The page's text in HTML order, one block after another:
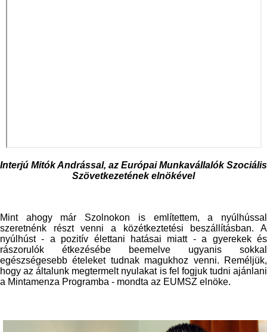
Interjú Mitók Andrással, az Európai Munkavállalók Szociális
Szövetkezetének elnökével
Mint ahogy már Szolnokon is említettem, a nyúlhússal
szeretnénk részt venni a közétkeztetési beszállításban. A
nyúlhúst - a pozitív élettani hatásai miatt - a gyerekek és
rászorulók étkezésébe beemelve ugyanis sokkal
egészségesebb ételeket tudnak magukhoz venni. Reméljük,
hogy az általunk megtermelt nyulakat is fel fogjuk tudni ajánlani
a Mintamenza Programba - mondta az EUMSZ elnöke.